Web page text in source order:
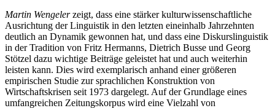
Martin Wengelerzeigt, dass eine stärker kulturwissenschaftliche
Ausrichtung der Linguistik in den letzten eineinhalb Jahrzehnten
deutlich an Dynamik gewonnen hat, und dass eine Diskurslinguistik
in der Tradition von Fritz Hermanns, Dietrich Busse und Georg
Stötzel dazu wichtige Beiträge geleistet hat und auch weiterhin
leisten kann. Dies wird exemplarisch anhand einer größeren
empirischen Studie zur sprachlichen Konstruktion von
Wirtschaftskrisen seit 1973 dargelegt. Auf der Grundlage eines
umfangreichen Zeitungskorpus wird eine Vielzahl von